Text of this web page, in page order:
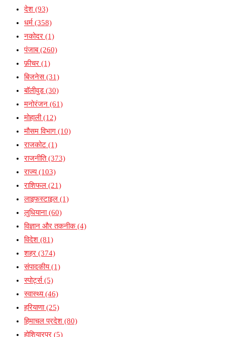
देश (93)
धर्म (358)
नकोदर (1)
पंजाब(260)
फ़ीचर (1)
बिजनेस(31)
बॉलीवुड(30)
मनोरंजन (61)
मोहाली(12)
मौसम विभाग (10)
राजकोट (1)
राजनीति(373)
राज्य(103)
राशिफल (21)
लाइफस्टाइल (1)
लुधियाना(60)
विज्ञान और तकनीक(4)
विदेश (81)
शहर (374)
संपादकीय(1)
स्पोर्ट्स(5)
स्वास्थ्य(46)
हरियाणा(25)
हिमाचल प्रदेश (80)
होशियारपुर (5)